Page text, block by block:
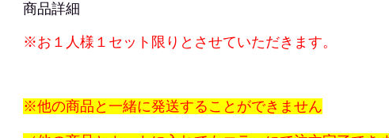
商品詳細
※お１人様１セット限りとさせていただきます。
※他の商品と一緒に発送することができません